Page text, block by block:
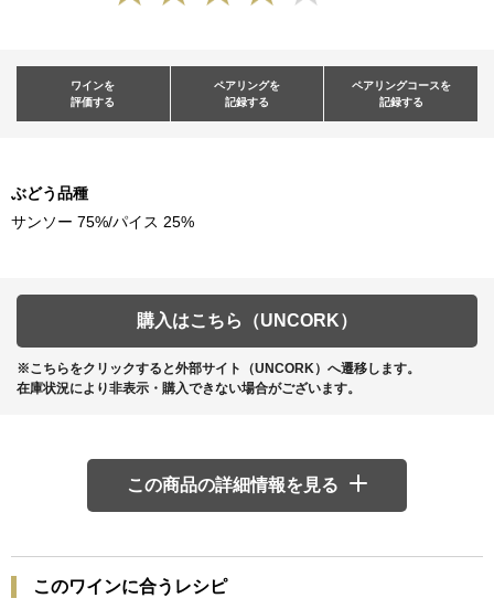
ワインを
評価する
ペアリングを
記録する
ペアリングコースを
記録する
ぶどう品種
サンソー 75%/パイス 25%
購入はこちら（UNCORK）
※こちらをクリックすると外部サイト（UNCORK）へ遷移します。
在庫状況により非表示・購入できない場合がございます。
この商品の詳細情報を見る
このワインに合うレシピ